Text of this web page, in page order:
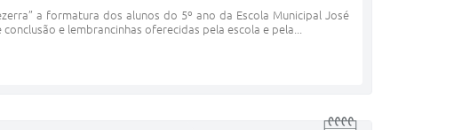
a formatura dos alunos do 5º ano da Escola Municipal José
e lembrancinhas oferecidas pela escola e pela...